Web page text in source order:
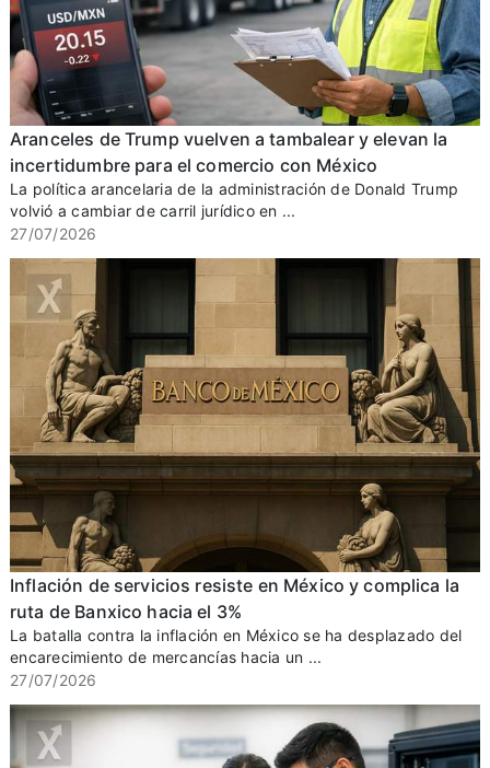
Aranceles de Trump vuelven a tambalear y elevan la
incertidumbre para el comercio con México
La política arancelaria de la administración de Donald Trump
volvió a cambiar de carril jurídico en ...
27/07/2026
Inflación de servicios resiste en México y complica la
ruta de Banxico hacia el 3%
La batalla contra la inflación en México se ha desplazado del
encarecimiento de mercancías hacia un ...
27/07/2026